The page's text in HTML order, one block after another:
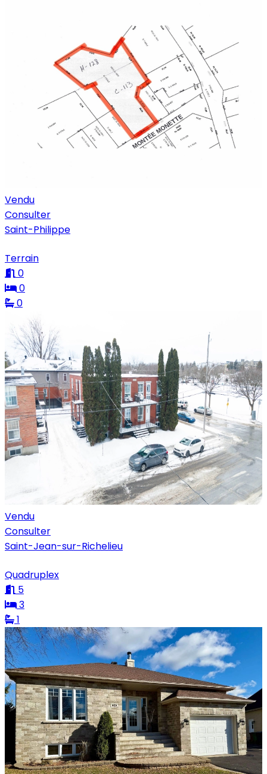
Vendu
Consulter
Saint-Philippe
Terrain
0
0
0
Vendu
Consulter
Saint-Jean-sur-Richelieu
Quadruplex
5
3
1